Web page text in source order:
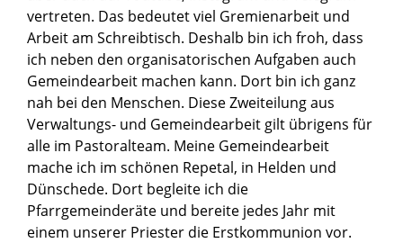
vertreten. Das bedeutet viel Gremienarbeit und
Arbeit am Schreibtisch. Deshalb bin ich froh, dass
ich neben den organisatorischen Aufgaben auch
Gemeindearbeit machen kann. Dort bin ich ganz
nah bei den Menschen. Diese Zweiteilung aus
Verwaltungs- und Gemeindearbeit gilt übrigens für
alle im Pastoralteam. Meine Gemeindearbeit
mache ich im schönen Repetal, in Helden und
Dünschede. Dort begleite ich die
Pfarrgemeinderäte und bereite jedes Jahr mit
einem unserer Priester die Erstkommunion vor.